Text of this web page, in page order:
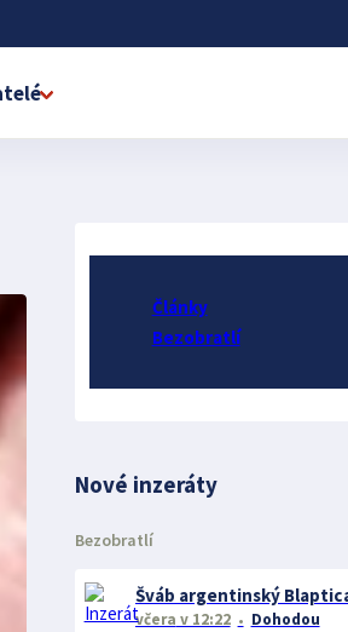
Články
Bezobratlí
Nové inzeráty
Bezobratlí
včera v 12:22 Dohodou